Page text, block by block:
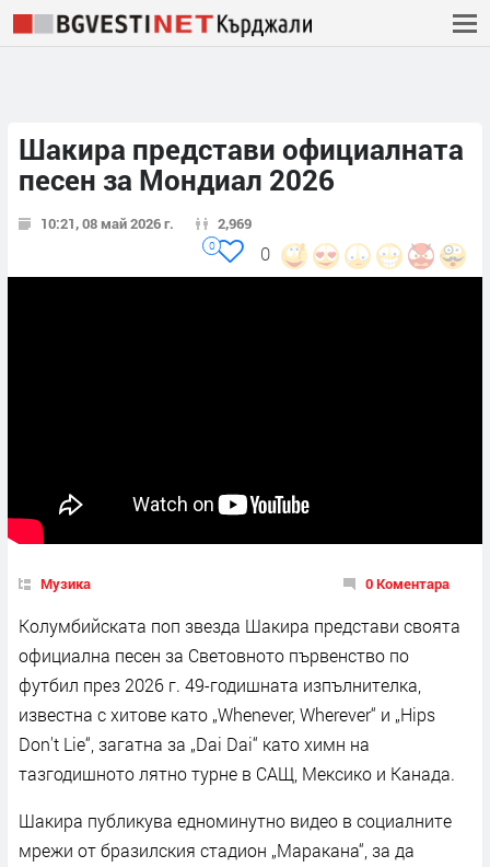
Шакира представи официалната
песен за Мондиал 2026
10:21, 08 май 2026 г. 2,969
0
0
Музика 0 Коментара
Колумбийската поп звезда Шакира представи своята
официална песен за Световното първенство по
футбил през 2026 г. 49-годишната изпълнителка,
известна с хитове като „Whenever, Wherever“ и „Hips
Don't Lie“, загатна за „Dai Dai“ като химн на
тазгодишното лятно турне в САЩ, Мексико и Канада.
Шакира публикува едноминутно видео в социалните
мрежи от бразилския стадион „Маракана“, за да